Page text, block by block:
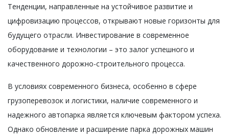
Тенденции, направленные на устойчивое развитие и
цифровизацию процессов, открывают новые горизонты для
будущего отрасли. Инвестирование в современное
оборудование и технологии – это залог успешного и
качественного дорожно-строительного процесса.
В условиях современного бизнеса, особенно в сфере
грузоперевозок и логистики, наличие современного и
надежного автопарка является ключевым фактором успеха.
Однако обновление и расширение парка дорожных машин